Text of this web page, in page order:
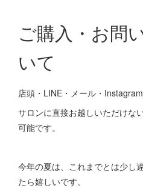
ご購入・お問
いて
店頭・LINE・メール・
サロンに直接お越しいただけな
可能です。
今年の夏は、これまでとは少し
たら嬉しいです。